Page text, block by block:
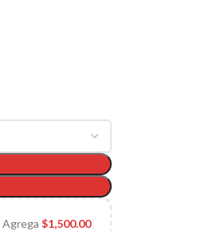
Agrega$1,500.00